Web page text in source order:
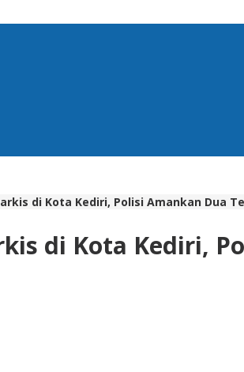
di Kota Kediri, Polisi Amankan Dua
di Kota Kediri,